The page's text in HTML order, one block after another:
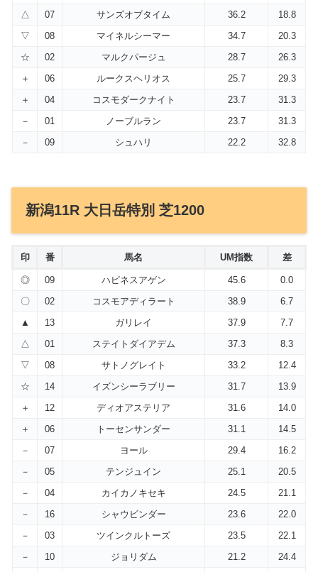
△
07 サンズオブタイム 36.2
18.8
▽
08 マイネルシーマー 34.7
20.3
☆
02 マルクパージュ 28.7
26.3
＋
06 ルークスヘリオス 25.7
29.3
＋
04 コスモダークナイト 23.7
31.3
－
01 ノーブルラン 23.7
31.3
－
09 シュハリ 22.2 32.8
新潟11R 大日岳特別 芝1200
印 番 馬名 UM指数 差
◎ 09 ハピネスアゲン 45.6
0.0
〇
02 コスモアディラート 38.9
6.7
▲
13 ガリレイ 37.9
7.7
△
01 ステイトダイアデム 37.3
8.3
▽
08 サトノグレイト 33.2
12.4
☆
14 イズンシーラブリー 31.7
13.9
＋
12 ディオアステリア 31.6
14.0
＋
06 トーセンサンダー 31.1
14.5
－
07 ヨール 29.4
16.2
－
05 テンジュイン 25.1
20.5
－
04 カイカノキセキ 24.5
21.1
－
16 シャウビンダー 23.6
22.0
－
03 ツインクルトーズ 23.5
22.1
－
10 ジョリダム 21.2
24.4